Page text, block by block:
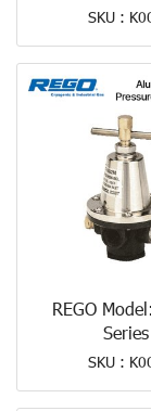
SKU :
REGO
Series
SKU :